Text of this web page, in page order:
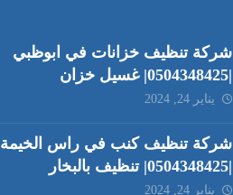
شركة تنظيف خزانات في ابوظبي
|0504348425| غسيل خزان
يناير 24, 2024
شركة تنظيف كنب في راس الخيمة
|0504348425| تنظيف بالبخار
يناير 24, 2024